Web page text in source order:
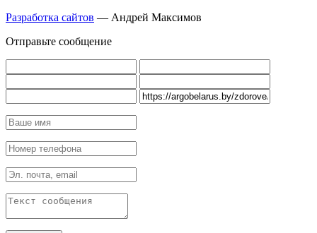
Разработка сайтов — Андрей Максимов
Отправьте сообщение